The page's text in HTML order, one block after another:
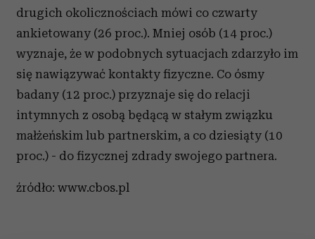
drugich okolicznościach mówi co czwarty
ankietowany (26 proc.). Mniej osób (14 proc.)
wyznaje, że w podobnych sytuacjach zdarzyło im
się nawiązywać kontakty fizyczne. Co ósmy
badany (12 proc.) przyznaje się do relacji
intymnych z osobą będącą w stałym związku
małżeńskim lub partnerskim, a co dziesiąty (10
proc.) - do fizycznej zdrady swojego partnera.
źródło: www.cbos.pl